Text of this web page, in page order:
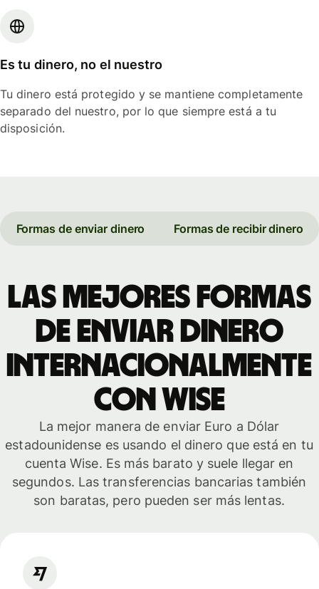
Es tu dinero, no el nuestro
Tu dinero está protegido y se mantiene completamente
separado del nuestro, por lo que siempre está a tu
disposición.
Formas de enviar dinero Formas de recibir dinero
Las mejores formas
de enviar dinero
internacionalmente
con Wise
La mejor manera de enviar Euro a Dólar
estadounidense es usando el dinero que está en tu
cuenta Wise. Es más barato y suele llegar en
segundos. Las transferencias bancarias también
son baratas, pero pueden ser más lentas.